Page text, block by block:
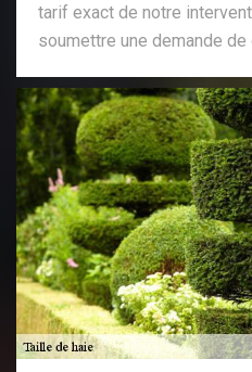
tarif exact de notre
soumettre une demande de